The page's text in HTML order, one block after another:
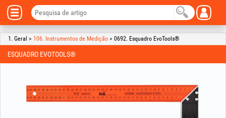
1. Geral > 106. Instrumentos de Medição > 0692. Esquadro EvoTools®
ESQUADRO EVOTOOLS®